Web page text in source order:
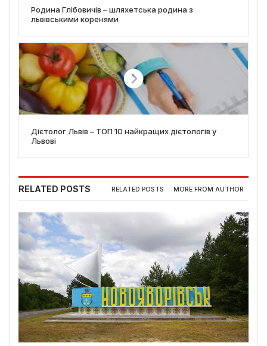
Родина Глібовичів ‒ шляхетська родина з
львівськими коренями
Дієтолог Львів – ТОП 10 найкращих дієтологів у
Львові
RELATED POSTS RELATED POSTS MORE FROM AUTHOR